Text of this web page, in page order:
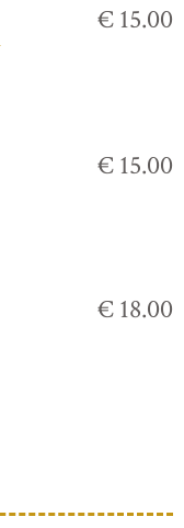
€ 15.00
€ 15.00
€ 18.00